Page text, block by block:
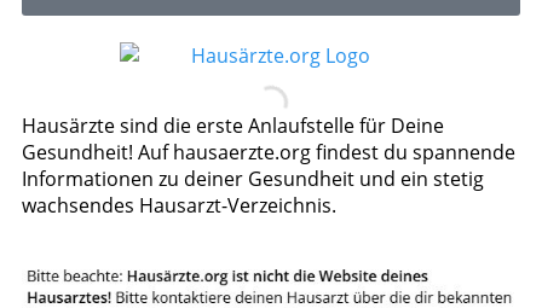
Hausärzte sind die erste Anlaufstelle für Deine
Gesundheit! Auf hausaerzte.org findest du spannende
Informationen zu deiner Gesundheit und ein stetig
wachsendes Hausarzt-Verzeichnis.